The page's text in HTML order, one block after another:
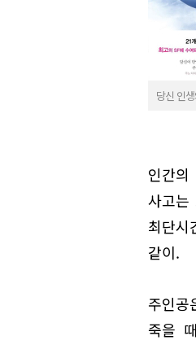
당신 인
인간
사고는
최단시
같이.
주인공
죽을